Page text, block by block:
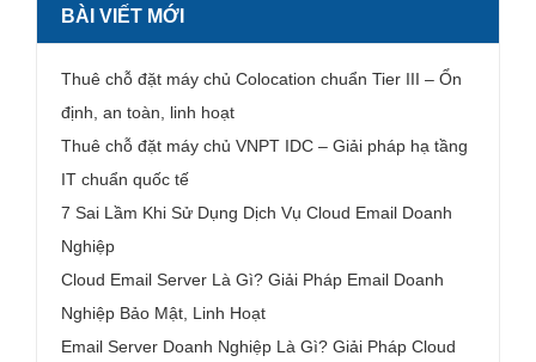
BÀI VIẾT MỚI
Thuê chỗ đặt máy chủ Colocation chuẩn Tier III – Ổn
định, an toàn, linh hoạt
Thuê chỗ đặt máy chủ VNPT IDC – Giải pháp hạ tầng
IT chuẩn quốc tế
7 Sai Lầm Khi Sử Dụng Dịch Vụ Cloud Email Doanh
Nghiệp
Cloud Email Server Là Gì? Giải Pháp Email Doanh
Nghiệp Bảo Mật, Linh Hoạt
Email Server Doanh Nghiệp Là Gì? Giải Pháp Cloud